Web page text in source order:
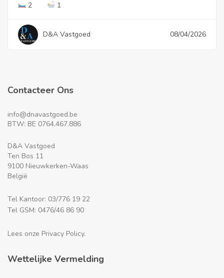
2
1
D&A Vastgoed 08/04/2026
Contacteer Ons
info@dnavastgoed.be
BTW: BE 0764.467.886
D&A Vastgoed
Ten Bos 11
9100 Nieuwkerken-Waas
België
Tel Kantoor: 03/776 19 22
Tel GSM: 0476/46 86 90
Lees onze Privacy Policy.
Wettelijke Vermelding